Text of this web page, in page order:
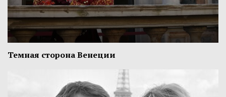
Темная сторона Венеции